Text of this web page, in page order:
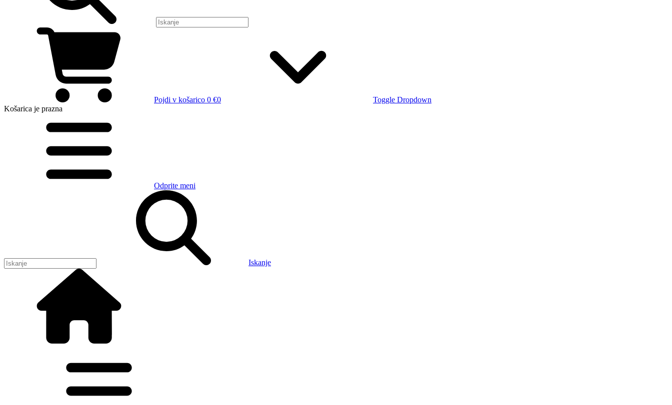
Pojdi v košarico 0 €0
Toggle Dropdown
Košarica je prazna
Odprite meni
Iskanje